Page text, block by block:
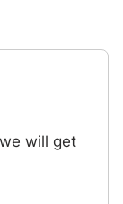
will get